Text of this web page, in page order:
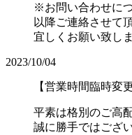
※お問い合わせに
以降ご連絡させて
宜しくお願い致しま
2023/10/04
【営業時間臨時変
平素は格別のご高
誠に勝手ではござ